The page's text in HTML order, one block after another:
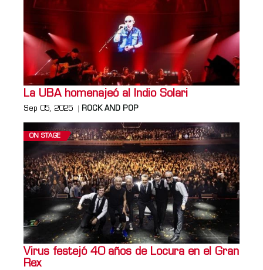
La UBA homenajeó al Indio Solari
Sep 05, 2025 ROCK AND POP
ON STAGE
Virus festejó 40 años de Locura en el Gran
Rex